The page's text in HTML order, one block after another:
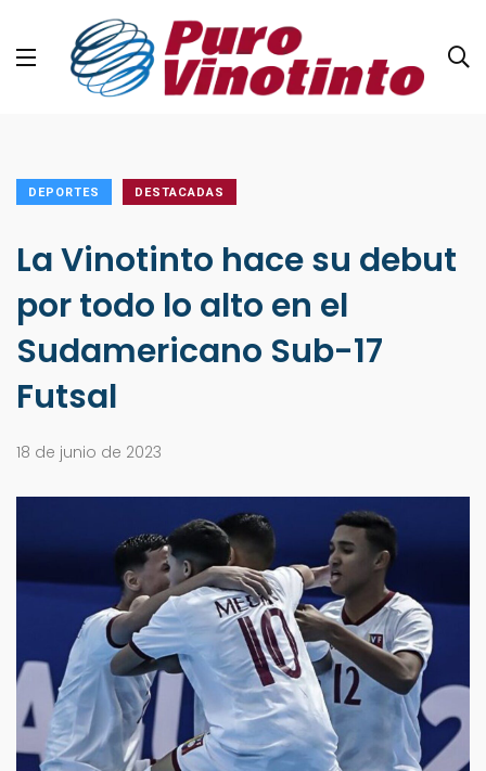
DEPORTES DESTACADAS
La Vinotinto hace su debut
por todo lo alto en el
Sudamericano Sub-17
Futsal
18 de junio de 2023